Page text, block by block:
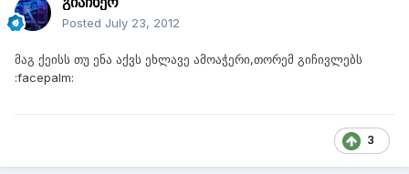
Posted July 23, 2012
მაგ ქეისს თუ ენა აქვს ეხლავე ამოაჭერი,თორემ გიჩივლებს
:facepalm:
3